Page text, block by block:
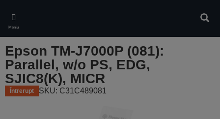
main
content
Meniu
Epson TM-J7000P (081):
Parallel, w/o PS, EDG,
SJIC8(K), MICR
Întrerupt SKU: C31C489081